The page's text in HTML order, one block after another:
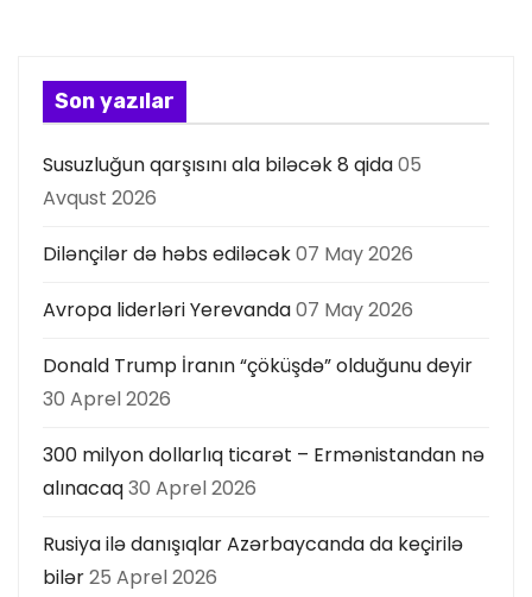
a
ı
Son yazılar
Susuzluğun qarşısını ala biləcək 8 qida05
Avqust 2026
Dilənçilər də həbs ediləcək07 May 2026
Avropa liderləri Yerevanda07 May 2026
Donald Trump İranın “çöküşdə” olduğunu deyir
30 Aprel 2026
300 milyon dollarlıq ticarət – Ermənistandan nə
alınacaq30 Aprel 2026
Rusiya ilə danışıqlar Azərbaycanda da keçirilə
bilər25 Aprel 2026